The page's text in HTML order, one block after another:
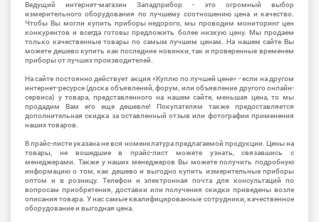
Ведущий интернет-магазин Западприбор - это огромный выбор
измерительного оборудования по лучшему соотношению цена и качество.
Чтобы Вы могли купить приборы недорого, мы проводим мониторинг цен
конкурентов и всегда готовы предложить более низкую цену. Мы продаем
только качественные товары по самым лучшим ценам. На нашем сайте Вы
можете дешево купить как последние новинки, так и проверенные временем
приборы от лучших производителей.
На сайте постоянно действует акция «Куплю по лучшей цене» - если на другом
интернет-ресурсе (доска объявлений, форум, или объявление другого онлайн-
сервиса) у товара, представленного на нашем сайте, меньшая цена, то мы
продадим Вам его еще дешевле! Покупателям также предоставляется
дополнительная скидка за оставленный отзыв или фотографии применения
наших товаров.
В прайс-листе указана не вся номенклатура предлагаемой продукции. Цены на
товары, не вошедшие в прайс-лист можете узнать, связавшись с
менеджерами. Также у наших менеджеров Вы можете получить подробную
информацию о том, как дешево и выгодно купить измерительные приборы
оптом и в розницу. Телефон и электронная почта для консультаций по
вопросам приобретения, доставки или получения скидки приведены возле
описания товара. У нас самые квалифицированные сотрудники, качественное
оборудование и выгодная цена.